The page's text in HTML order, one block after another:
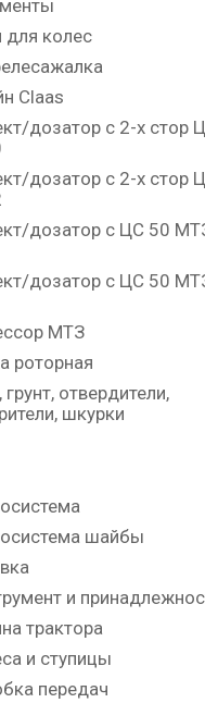
для колес
Claas
дозатор с 2-х стор
дозатор с 2-х стор
дозатор с ЦС 50
дозатор с ЦС 50
МТЗ
роторная
грунт, отвердители,
шкурки
шайбы
и
трактора
и ступицы
передач